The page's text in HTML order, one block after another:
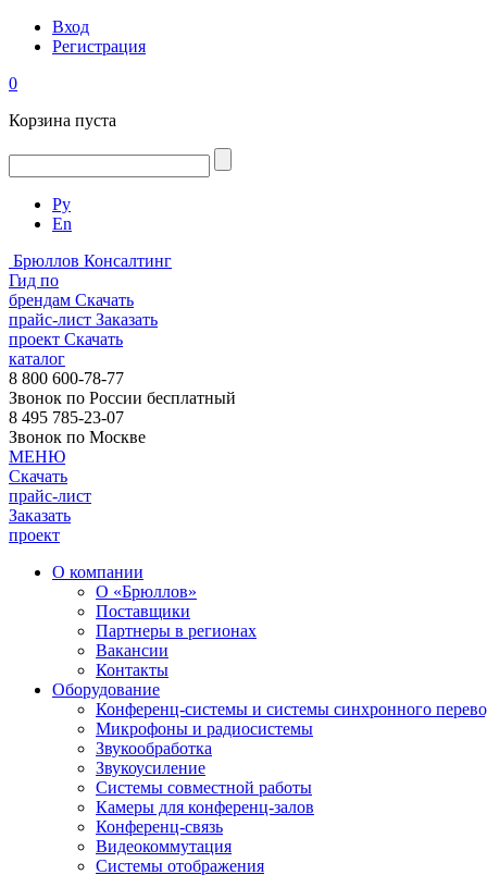
Вход
Регистрация
0
Корзина пуста
Ру
En
Брюллов Консалтинг
Гид по
брендам Скачать
прайс-лист Заказать
проект Скачать
каталог
8 800 600-78-77
Звонок по России бесплатный
8 495 785-23-07
Звонок по Москве
МЕНЮ
Скачать
прайс-лист
Заказать
проект
О компании
О «Брюллов»
Поставщики
Партнеры в регионах
Вакансии
Контакты
Оборудование
Конференц-системы и системы синхронного
Микрофоны и радиосистемы
Звукообработка
Звукоусиление
Системы совместной работы
Камеры для конференц-залов
Конференц-связь
Видеокоммутация
Системы отображения